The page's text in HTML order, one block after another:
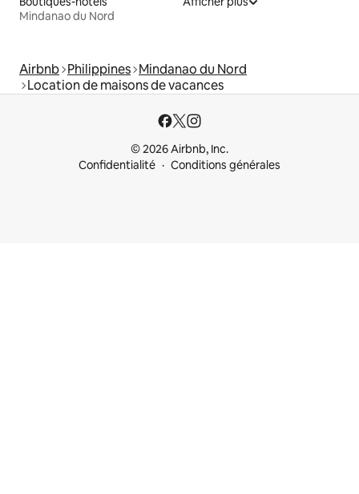
Mindanao du Nord
Airbnb Philippines Mindanao du Nord
Location de maisons de vacances
© 2026 Airbnb, Inc.
Confidentialité
Conditions générales